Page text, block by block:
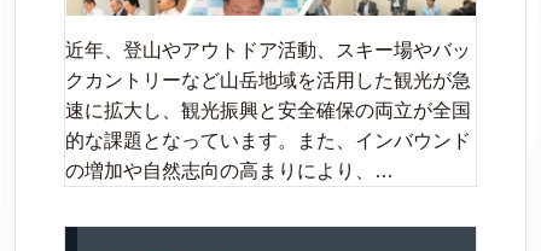
近年、登山やアウトドア活動、スキー場やバッ
クカントリーなど山岳地域を活用した観光が急
速に拡大し、観光振興と安全確保の両立が全国
的な課題となっています。また、インバウンド
の増加や自然志向の高まりにより、…